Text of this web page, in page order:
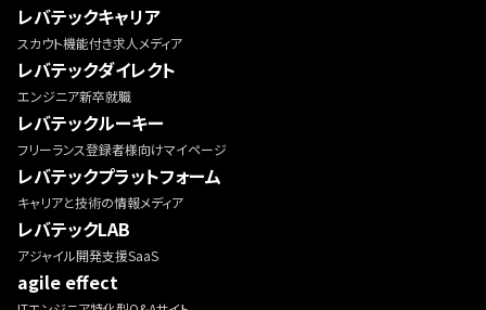
レバテックキャリア
スカウト機能付き求人メディア
レバテックダイレクト
エンジニア新卒就職
レバテックルーキー
フリーランス登録者様向けマイページ
レバテックプラットフォーム
キャリアと技術の情報メディア
レバテックLAB
アジャイル開発支援SaaS
agile effect